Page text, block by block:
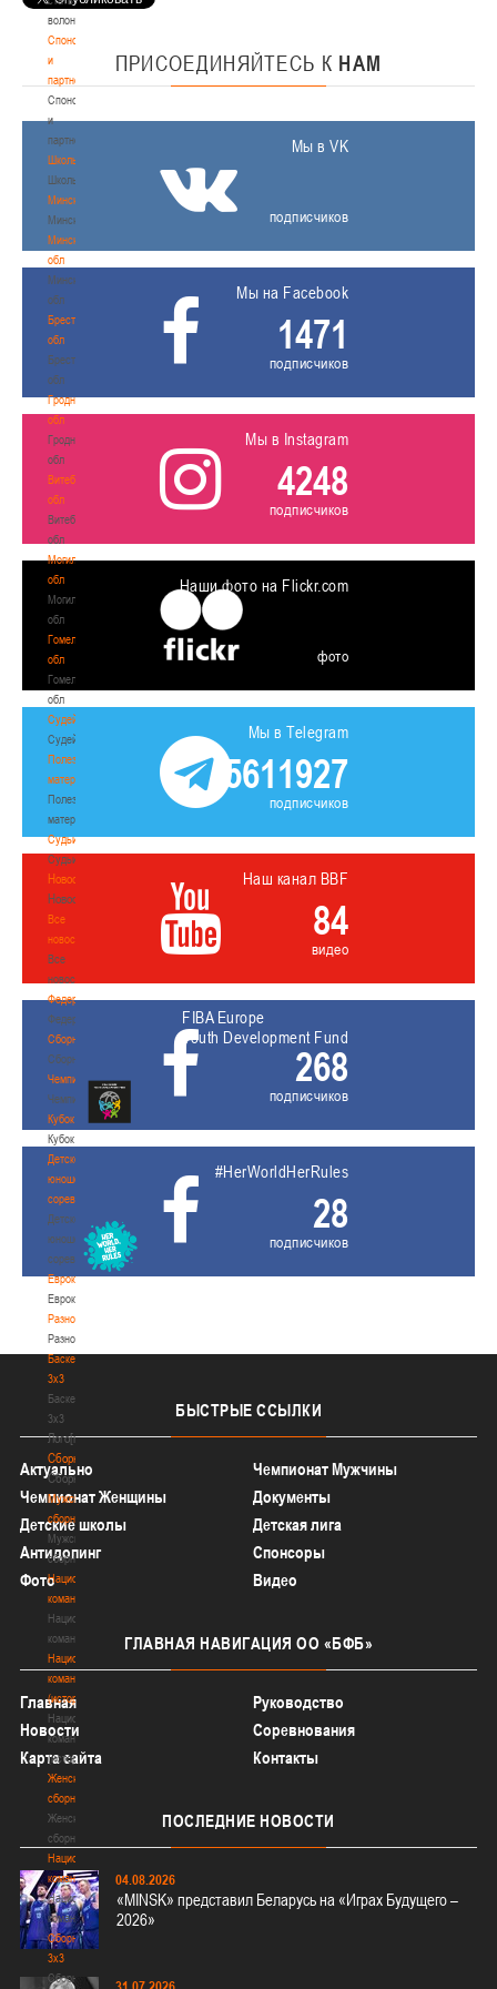
волонтером
Спонсоры
и
партнеры
Спонсоры
и
партнеры
Школы
Школы
Минск
Минск
Минская
обл
Минская
обл
Брестская
обл
Брестская
обл
Гродненская
обл
Гродненская
обл
Витебская
обл
Витебская
обл
Могилевская
обл
Могилевская
обл
Гомельская
обл
Гомельская
обл
Судейство
Судейство
Полезные
материалы
Полезные
материалы
Судьи
Судьи
Новости
Новости
Все
новости
Все
новости
Федерация
Федерация
Сборные
Сборные
Чемпионат
Чемпионат
Кубок
Кубок
Детско-
юношеские
соревнования
Детско-
юношеские
соревнования
Еврокубки
Еврокубки
Разное
Разное
Баскетбол
3х3
Баскетбол
3х3
Лого[modid=121]
Сборные
Сборные
Мужские
сборные
Мужские
сборные
Национальная
команда
Национальная
команда
Национальная
команда
(история)
Национальная
команда
(история)
Женские
сборные
Женские
сборные
Национальная
команда
Национальная
команда
Сборные
3х3
Сборные
ПРИСОЕДИНЯЙТЕСЬ К НАМ
Мы в VK
подписчиков
Мы на Facebook
1471
подписчиков
Мы в Instagram
4248
подписчиков
Наши фото на Flickr.com
фото
Мы в Telegram
5611927
подписчиков
Наш канал BBF
84
видео
FIBA Europe
Youth Development Fund
268
подписчиков
#HerWorldHerRules
28
подписчиков
БЫСТРЫЕ ССЫЛКИ
Актуально
Чемпионат Мужчины
Чемпионат Женщины
Документы
Детские школы
Детская лига
Антидопинг
Спонсоры
Фото
Видео
ГЛАВНАЯ НАВИГАЦИЯ ОО «БФБ»
Главная
Руководство
Новости
Соревнования
Карта сайта
Контакты
ПОСЛЕДНИЕ НОВОСТИ
04.08.2026
«MINSK» представил Беларусь на «Играх Будущего –
2026»